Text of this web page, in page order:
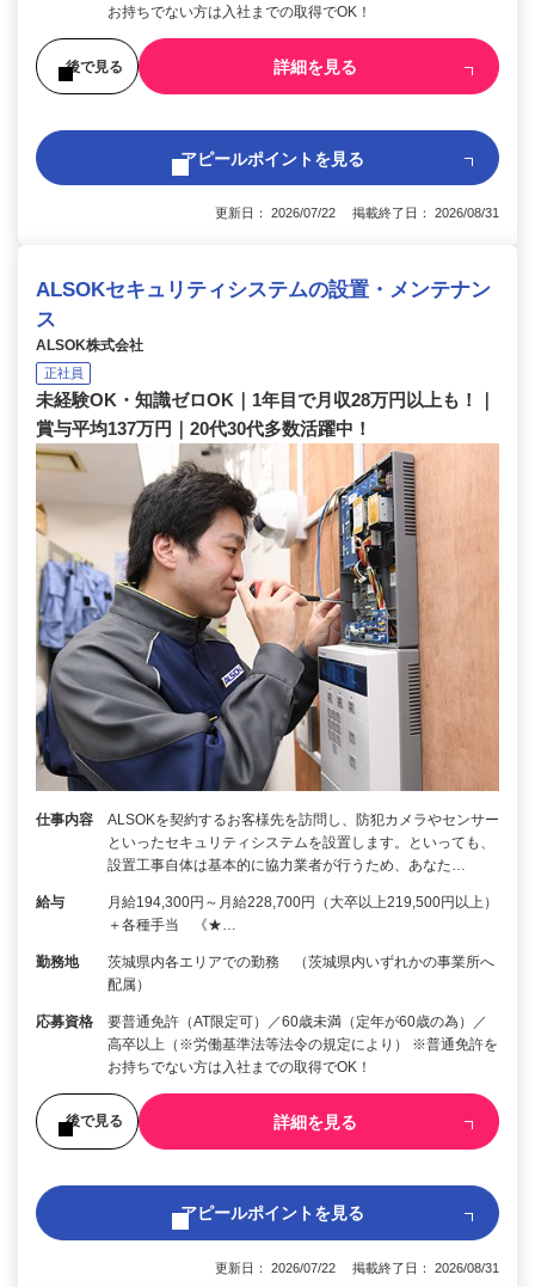
お持ちでない方は入社までの取得でOK！
後で見る 詳細を見る
アピールポイントを見る
更新日： 2026/07/22 掲載終了日： 2026/08/31
ALSOKセキュリティシステムの設置・メンテナン
ス
ALSOK株式会社
正社員
未経験OK・知識ゼロOK｜1年目で月収28万円以上も！｜
賞与平均137万円｜20代30代多数活躍中！
仕事内容
ALSOKを契約するお客様先を訪問し、防犯カメラやセンサー
といったセキュリティシステムを設置します。といっても、
設置工事自体は基本的に協力業者が行うため、あなた…
給与
月給194,300円～月給228,700円（大卒以上219,500円以上）
＋各種手当 《★…
勤務地
茨城県内各エリアでの勤務 （茨城県内いずれかの事業所へ
配属）
応募資格
要普通免許（AT限定可）／60歳未満（定年が60歳の為）／
高卒以上（※労働基準法等法令の規定により） ※普通免許を
お持ちでない方は入社までの取得でOK！
後で見る 詳細を見る
アピールポイントを見る
更新日： 2026/07/22 掲載終了日： 2026/08/31